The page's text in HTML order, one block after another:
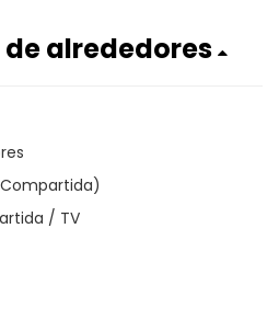
alrededores
/ TV